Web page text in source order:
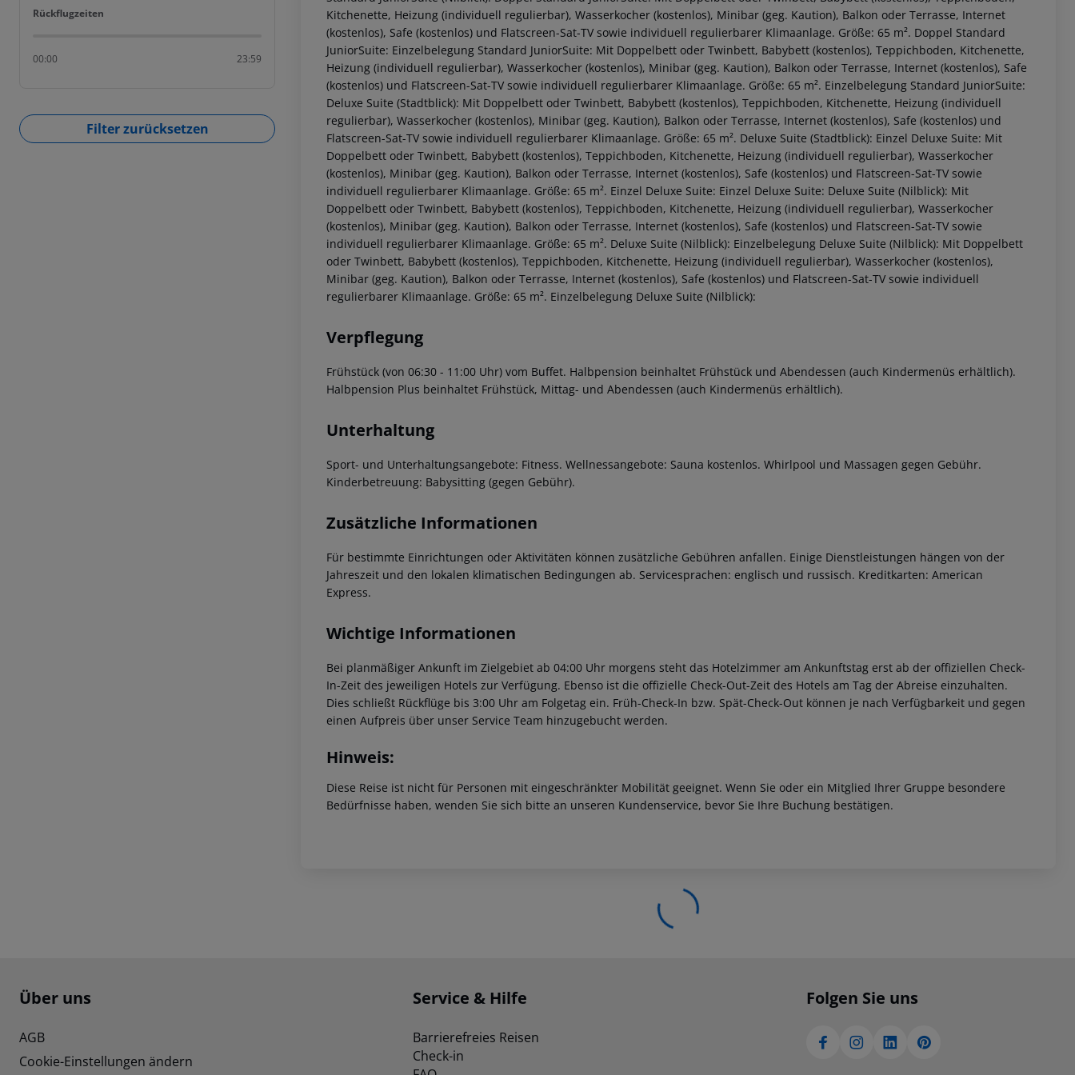
Rückflugzeiten
Rückflugzeiten
00:00 23:59
Filter zurücksetzen
Kitchenette, Heizung (individuell regulierbar), Wasserkocher (kostenlos), Minibar (geg. Kaution), Balkon oder Terrasse, Internet
(kostenlos), Safe (kostenlos) und Flatscreen-Sat-TV sowie individuell regulierbarer Klimaanlage. Größe: 65 m². Doppel Standard
JuniorSuite: Einzelbelegung Standard JuniorSuite: Mit Doppelbett oder Twinbett, Babybett (kostenlos), Teppichboden, Kitchenette,
Heizung (individuell regulierbar), Wasserkocher (kostenlos), Minibar (geg. Kaution), Balkon oder Terrasse, Internet (kostenlos), Safe
(kostenlos) und Flatscreen-Sat-TV sowie individuell regulierbarer Klimaanlage. Größe: 65 m². Einzelbelegung Standard JuniorSuite:
Deluxe Suite (Stadtblick): Mit Doppelbett oder Twinbett, Babybett (kostenlos), Teppichboden, Kitchenette, Heizung (individuell
regulierbar), Wasserkocher (kostenlos), Minibar (geg. Kaution), Balkon oder Terrasse, Internet (kostenlos), Safe (kostenlos) und
Flatscreen-Sat-TV sowie individuell regulierbarer Klimaanlage. Größe: 65 m². Deluxe Suite (Stadtblick): Einzel Deluxe Suite: Mit
Doppelbett oder Twinbett, Babybett (kostenlos), Teppichboden, Kitchenette, Heizung (individuell regulierbar), Wasserkocher
(kostenlos), Minibar (geg. Kaution), Balkon oder Terrasse, Internet (kostenlos), Safe (kostenlos) und Flatscreen-Sat-TV sowie
individuell regulierbarer Klimaanlage. Größe: 65 m². Einzel Deluxe Suite: Einzel Deluxe Suite: Deluxe Suite (Nilblick): Mit
Doppelbett oder Twinbett, Babybett (kostenlos), Teppichboden, Kitchenette, Heizung (individuell regulierbar), Wasserkocher
(kostenlos), Minibar (geg. Kaution), Balkon oder Terrasse, Internet (kostenlos), Safe (kostenlos) und Flatscreen-Sat-TV sowie
individuell regulierbarer Klimaanlage. Größe: 65 m². Deluxe Suite (Nilblick): Einzelbelegung Deluxe Suite (Nilblick): Mit Doppelbett
oder Twinbett, Babybett (kostenlos), Teppichboden, Kitchenette, Heizung (individuell regulierbar), Wasserkocher (kostenlos),
Minibar (geg. Kaution), Balkon oder Terrasse, Internet (kostenlos), Safe (kostenlos) und Flatscreen-Sat-TV sowie individuell
regulierbarer Klimaanlage. Größe: 65 m². Einzelbelegung Deluxe Suite (Nilblick):
Verpflegung
Frühstück (von 06:30 - 11:00 Uhr) vom Buffet. Halbpension beinhaltet Frühstück und Abendessen (auch Kindermenüs erhältlich).
Halbpension Plus beinhaltet Frühstück, Mittag- und Abendessen (auch Kindermenüs erhältlich).
Unterhaltung
Sport- und Unterhaltungsangebote: Fitness. Wellnessangebote: Sauna kostenlos. Whirlpool und Massagen gegen Gebühr.
Kinderbetreuung: Babysitting (gegen Gebühr).
Zusätzliche Informationen
Für bestimmte Einrichtungen oder Aktivitäten können zusätzliche Gebühren anfallen. Einige Dienstleistungen hängen von der
Jahreszeit und den lokalen klimatischen Bedingungen ab. Servicesprachen: englisch und russisch. Kreditkarten: American
Express.
Wichtige Informationen
Bei planmäßiger Ankunft im Zielgebiet ab 04:00 Uhr morgens steht das Hotelzimmer am Ankunftstag erst ab der offiziellen Check-
In-Zeit des jeweiligen Hotels zur Verfügung. Ebenso ist die offizielle Check-Out-Zeit des Hotels am Tag der Abreise einzuhalten.
Dies schließt Rückflüge bis 3:00 Uhr am Folgetag ein. Früh-Check-In bzw. Spät-Check-Out können je nach Verfügbarkeit und gegen
einen Aufpreis über unser Service Team hinzugebucht werden.
Hinweis:
Diese Reise ist nicht für Personen mit eingeschränkter Mobilität geeignet. Wenn Sie oder ein Mitglied Ihrer Gruppe besondere
Bedürfnisse haben, wenden Sie sich bitte an unseren Kundenservice, bevor Sie Ihre Buchung bestätigen.
Footer navigation
Über uns
AGB
Cookie-Einstellungen ändern
Service & Hilfe
Barrierefreies Reisen
Check-in
Folgen Sie uns